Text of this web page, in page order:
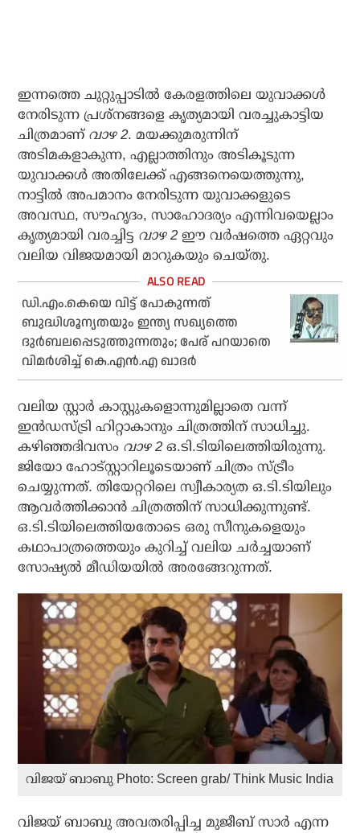
ഇന്നത്തെ ചുറ്റുപ്പാടില്‍ കേരളത്തിലെ യുവാക്കള്‍
നേരിടുന്ന പ്രശ്‌നങ്ങളെ കൃത്യമായി വരച്ചുകാട്ടിയ
ചിത്രമാണ് വാഴ 2. മയക്കുമരുന്നിന്
അടിമകളാകുന്ന, എല്ലാത്തിനും അടികൂടുന്ന
യുവാക്കള്‍ അതിലേക്ക് എങ്ങനെയെത്തുന്നു,
നാട്ടില്‍ അപമാനം നേരിടുന്ന യുവാക്കളുടെ
അവസ്ഥ, സൗഹൃദം, സാഹോദര്യം എന്നിവയെല്ലാം
കൃത്യമായി വരച്ചിട്ട വാഴ 2ഈ വര്‍ഷത്തെ ഏറ്റവും
വലിയ വിജയമായി മാറുകയും ചെയ്തു.
ഡി.എം.കെയെ വിട്ട് പോകുന്നത്
ബുദ്ധിശൂന്യതയും ഇന്ത്യ സഖ്യത്തെ
ദുര്‍ബലപ്പെടുത്തുന്നതും; പേര് പറയാതെ
വിമര്‍ശിച്ച് കെ.എന്‍.എ ഖാദര്‍
വലിയ സ്റ്റാര്‍ കാസ്റ്റുകളൊന്നുമില്ലാതെ വന്ന്
ഇന്‍ഡസ്ട്രി ഹിറ്റാകാനും ചിത്രത്തിന് സാധിച്ചു.
കഴിഞ്ഞദിവസം വാഴ 2ഒ.ടി.ടിയിലെത്തിയിരുന്നു.
ജിയോ ഹോട്‌സ്റ്റാറിലൂടെയാണ് ചിത്രം സ്ട്രീം
ചെയ്യുന്നത്. തിയേറ്ററിലെ സ്വീകാര്യത ഒ.ടി.ടിയിലും
ആവര്‍ത്തിക്കാന്‍ ചിത്രത്തിന് സാധിക്കുന്നുണ്ട്.
ഒ.ടി.ടിയിലെത്തിയതോടെ ഒരു സീനുകളെയും
കഥാപാത്രത്തെയും കുറിച്ച് വലിയ ചര്‍ച്ചയാണ്
സോഷ്യല്‍ മീഡിയയില്‍ അരങ്ങേറുന്നത്.
വിജയ് ബാബു Photo: Screen grab/ Think Music India
വിജയ് ബാബു അവതരിപ്പിച്ച മുജീബ് സാര്‍ എന്ന